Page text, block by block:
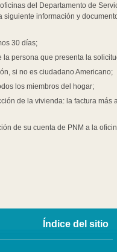
del Departamento de
siguiente información y
30 días;
la persona que presenta la
si no es ciudadano Americano;
los miembros del hogar;
de la vivienda: la factura más
de su cuenta de PNM a la
Índice del sitio